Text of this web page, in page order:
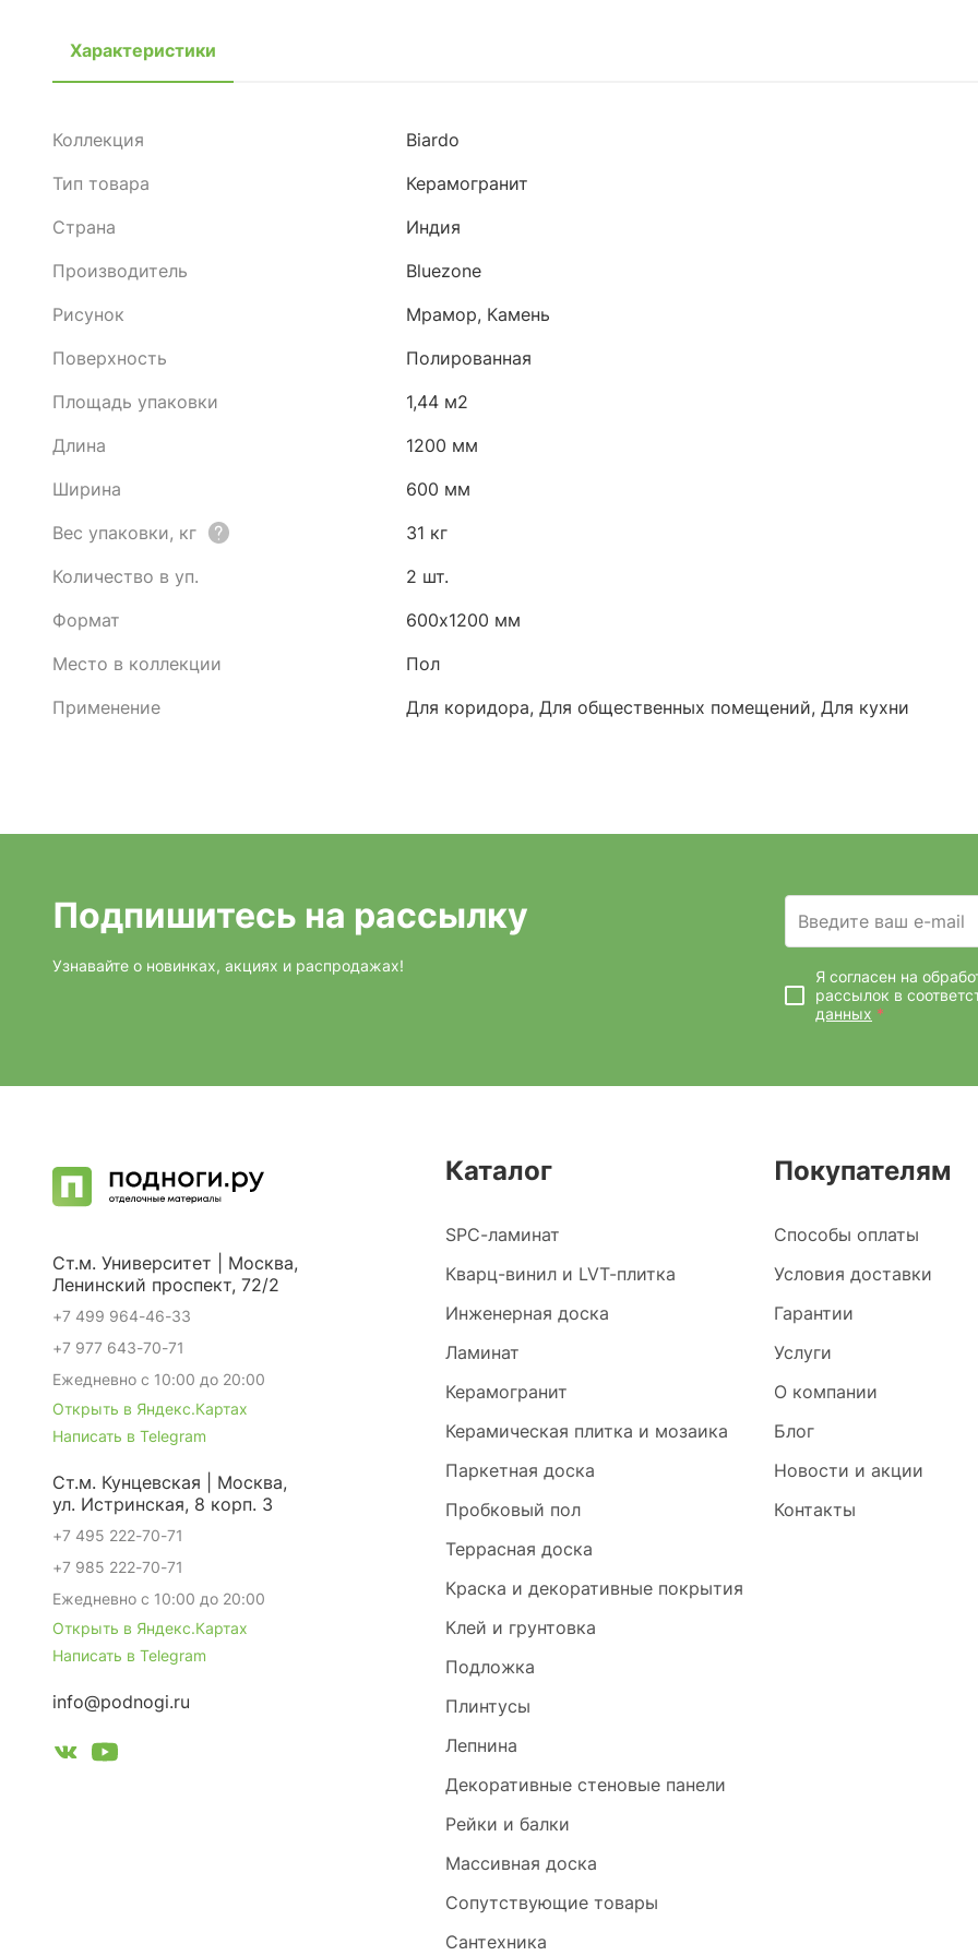
Характеристики
Коллекция
Biardo
Тип товара
Керамогранит
Страна
Индия
Производитель
Bluezone
Рисунок
Мрамор, Камень
Поверхность
Полированная
Площадь упаковки
1,44 м2
Длина
1200 мм
Ширина
600 мм
Вес упаковки, кг
31 кг
Количество в уп.
2 шт.
Формат
600х1200 мм
Место в коллекции
Пол
Применение
Для коридора, Для общественных помещений, Для кухни
Подпишитесь на рассылку
Узнавайте о новинках, акциях и распродажах!
Введите ваш e-mail
Я согласен на
рассылок в
данных *
Каталог
SPC-ламинат
Кварц-винил и LVT-плитка
Инженерная доска
Ламинат
Керамогранит
Керамическая плитка и мозаика
Паркетная доска
Пробковый пол
Террасная доска
Краска и декоративные покрытия
Клей и грунтовка
Подложка
Плинтусы
Лепнина
Декоративные стеновые панели
Рейки и балки
Массивная доска
Сопутствующие товары
Сантехника
Покупателям
Способы оплаты
Условия доставки
Гарантии
Услуги
О компании
Блог
Новости и акции
Контакты
Ст.м. Университет | Москва,
Ленинский проспект, 72/2
+7 499 964-46-33
+7 977 643-70-71
Ежедневно с 10:00 до 20:00
Открыть в Яндекс.Картах
Написать в Telegram
Ст.м. Кунцевская | Москва,
ул. Истринская, 8 корп. 3
+7 495 222-70-71
+7 985 222-70-71
Ежедневно с 10:00 до 20:00
Открыть в Яндекс.Картах
Написать в Telegram
info@podnogi.ru